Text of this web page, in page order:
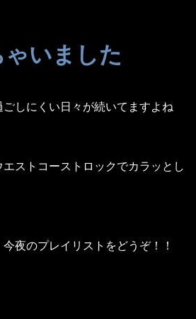
いました
しにくい日々が続いてますよね
エストコーストロックでカラッとし
夜のプレイリストをどうぞ！！